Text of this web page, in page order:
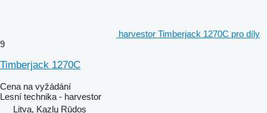
harvestor Timberjack 1270C pro díly
9
Timberjack 1270C
Cena na vyžádání
Lesní technika - harvestor
Litva, Kazlų Rūdos